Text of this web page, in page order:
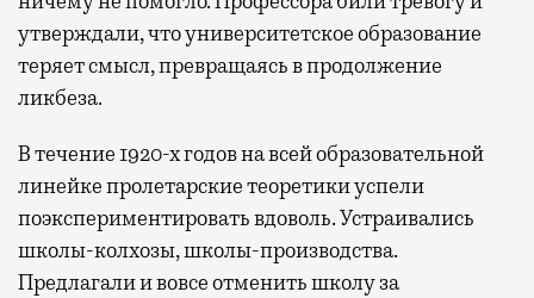
утверждали, что университетское образование
теряет смысл, превращаясь в продолжение
ликбеза.
В течение 1920-х годов на всей образовательной
линейке пролетарские теоретики успели
поэкспериментировать вдоволь. Устраивались
школы-колхозы, школы-производства.
Предлагали и вовсе отменить школу за